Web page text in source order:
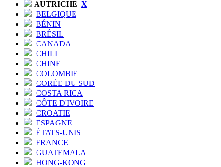
AUTRICHE X
BELGIQUE
BÉNIN
BRÉSIL
CANADA
CHILI
CHINE
COLOMBIE
CORÉE DU SUD
COSTA RICA
CÔTE D'IVOIRE
CROATIE
ESPAGNE
ÉTATS-UNIS
FRANCE
GUATEMALA
HONG-KONG